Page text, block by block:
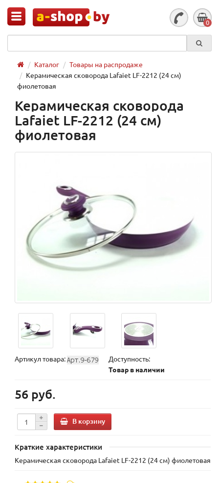
0
Каталог
Товары на распродаже
Керамическая сковорода Lafaiet LF-2212 (24 см)
фиолетовая
Керамическая сковорода
Lafaiet LF-2212 (24 см)
фиолетовая
Артикул товара:
Доступность:
Товар в наличии
56 руб.
В корзину
Краткие характеристики
Керамическая сковорода Lafaiet LF-2212 (24 см) фиолетовая